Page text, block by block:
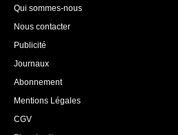
Qui sommes-nous
Nous contacter
Publicité
Journaux
Abonnement
Mentions Légales
CGV